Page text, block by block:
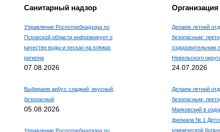
Санитарный надзор
Управление Роспотребнадзора по
Псковской области информирует о
качестве воды и песках на пляжах
региона
07.08.2026
Выбираем арбуз: сладкий, вкусный,
безопасный
05.08.2026
Управление Роспотребнадзора по
Делаем летний
безопасным:
оздоровительном
Невельского
24.07.2026
Делаем летний
безопасным:
Маяковский в
филиала № 1
клинической